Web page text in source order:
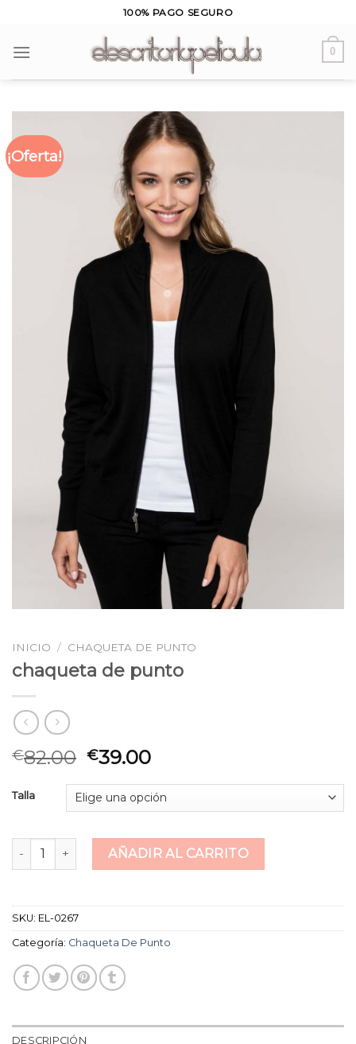
content
100% PAGO SEGURO
0
¡Oferta!
INICIO / CHAQUETA DE PUNTO
chaqueta de punto
€82.00 €39.00
Talla
chaqueta de punto cantidadAÑADIR AL CARRITO
SKU: EL-0267
Categoría: Chaqueta De Punto
DESCRIPCIÓN